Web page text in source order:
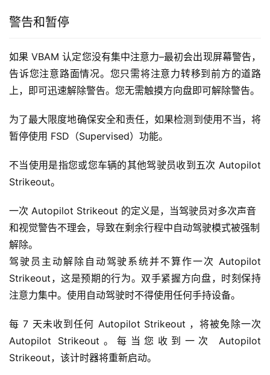
警告和暂停
如果 VBAM 认定您没有集中注意力–最初会出现屏幕警告，
告诉您注意路面情况。您只需将注意力转移到前方的道路
上，即可迅速解除警告。您无需触摸方向盘即可解除警告。
为了最大限度地确保安全和责任，如果检测到使用不当，将
暂停使用 FSD（Supervised）功能。
不当使用是指您或您车辆的其他驾驶员收到五次 Autopilot
Strikeout。
一次 Autopilot Strikeout 的定义是，当驾驶员对多次声音
和视觉警告不理会，导致在剩余行程中自动驾驶模式被强制
解除。
驾驶员主动解除自动驾驶系统并不算作一次 Autopilot
Strikeout，这是预期的行为。双手紧握方向盘，时刻保持
注意力集中。使用自动驾驶时不得使用任何手持设备。
每 7 天未收到任何 Autopilot Strikeout ，将被免除一次
Autopilot Strikeout。每当您收到一次 Autopilot
Strikeout，该计时器将重新启动。